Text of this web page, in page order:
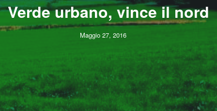
Verde urbano, vince il nord
Maggio 27, 2016